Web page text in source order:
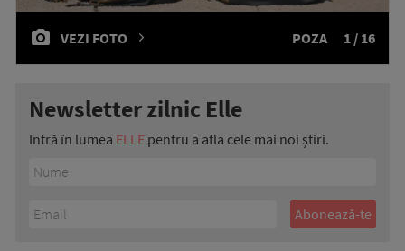
VEZI FOTO POZA 1 / 16
Newsletter zilnic Elle
Intră în lumea ELLE pentru a afla cele mai noi știri.